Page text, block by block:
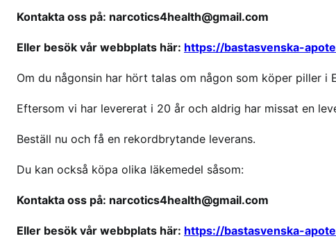
r
o
f
Kontakta oss på: narcotics4health@gmail.com
Eller besök vår webbplats här: https://bastasvenska-
Om du någonsin har hört talas om någon som köper piller
Eftersom vi har levererat i 20 år och aldrig har missat en
Beställ nu och få en rekordbrytande leverans.
Du kan också köpa olika läkemedel såsom:
Kontakta oss på: narcotics4health@gmail.com
Eller besök vår webbplats här: https://bastasvenska-